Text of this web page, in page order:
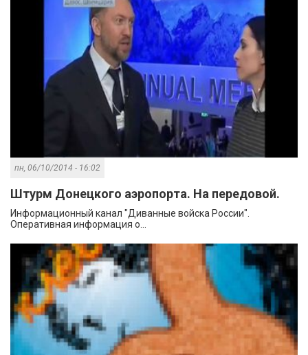
пн, 06/10/2014 - 16:02
Штурм Донецкого аэропорта. На передовой.
Информационный канал "Диванные войска России".
Оперативная информация о...